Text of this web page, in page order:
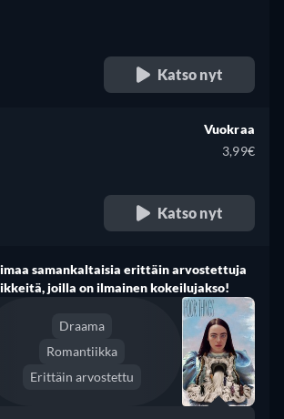
Katso nyt
Vuokraa
3,99€
Katso nyt
samankaltaisia erittäin arvostettuja
joilla on ilmainen kokeilujakso!
Draama
Romantiikka
Erittäin arvostettu